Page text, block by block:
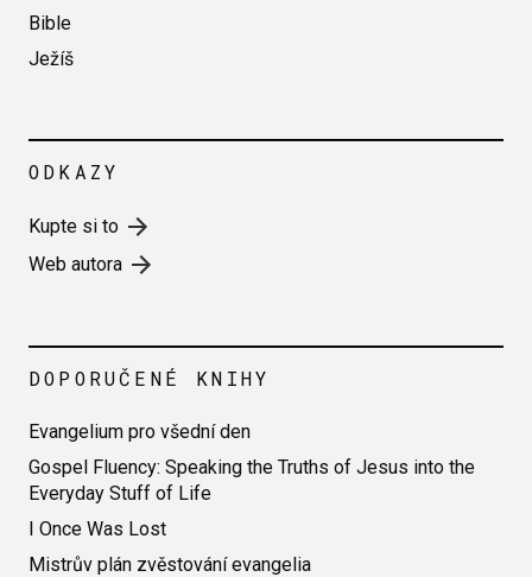
Bible
Ježíš
ODKAZY
Kupte si to
Web autora
DOPORUČENÉ KNIHY
Evangelium pro všední den
Gospel Fluency: Speaking the Truths of Jesus into the
Everyday Stuff of Life
I Once Was Lost
Mistrův plán zvěstování evangelia